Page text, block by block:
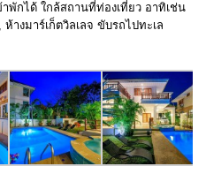
พักได้ ใกล้สถานที่ท่องเที่ยว อาทิเช่น
างมาร์เก็ตวิลเลจ ขับรถไปทะเล